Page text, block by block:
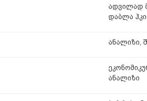
ადვილად
დაბლა
ანალიზი,
ანალიზი